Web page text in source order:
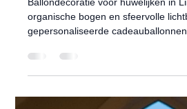
Ballondecoratie voor
Limburg: zo maak je
Ballondecoratie voor huwelijken in
gepersonaliseerde